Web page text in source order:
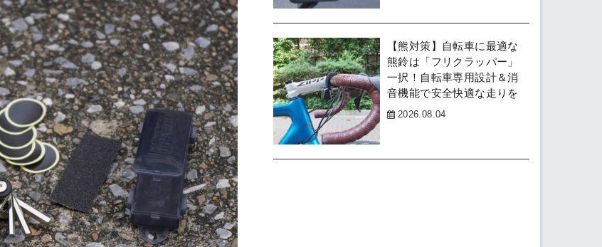
【熊対策】自転車に最適な
熊鈴は「フリクラッパー」
一択！自転車専用設計＆消
音機能で安全快適な走りを
2026.08.04